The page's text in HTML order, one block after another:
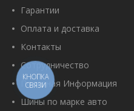
Гарантии
Оплата и доставка
Контакты
Сотрудничество
Полезная Информация
Шины по марке авто
КНОПКА
СВЯЗИ